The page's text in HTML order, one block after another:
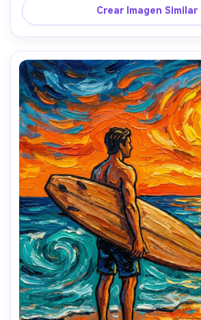
tranquilo, pincelada y textura muy
85mm, poca profundidad de campo,
suave --ar 4:5
Crear Imagen